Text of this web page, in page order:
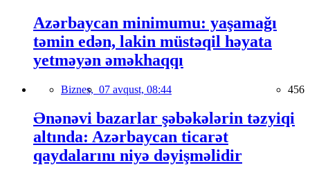
Azərbaycan minimumu: yaşamağı
təmin edən, lakin müstəqil həyata
yetməyən əməkhaqqı
Biznes, 07 avqust, 08:44 456
Ənənəvi bazarlar şəbəkələrin təzyiqi
altında: Azərbaycan ticarət
qaydalarını niyə dəyişməlidir